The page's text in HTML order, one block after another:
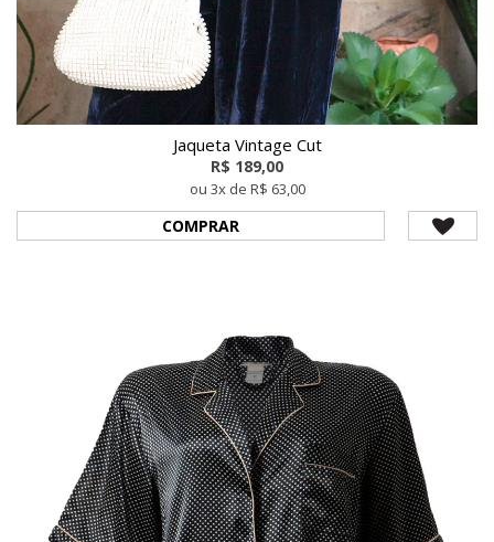
Jaqueta Vintage Cut
R$ 189,00
ou 3x de R$ 63,00
COMPRAR